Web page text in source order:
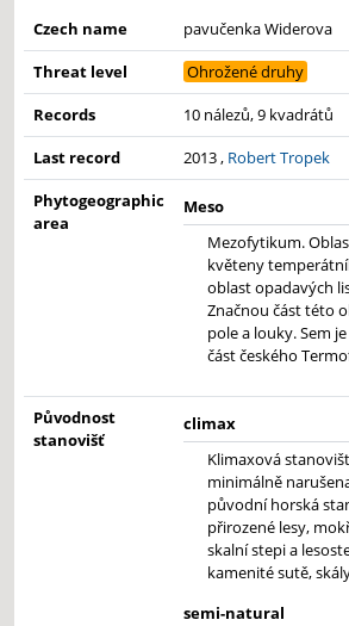
Czech name
pavučenka Widerova
Threat level
Ohrožené druhy
Records
10 nálezů, 9 kvadrátů
Last record
2013 , Robert Tropek
Phytogeographic
area
Meso
Mezofytikum.
květeny
oblast opadavých
Značnou část této
pole a louky. Sem
část českého
Původnost
stanovišť
climax
Klimaxová
minimálně
původní horská
přirozené lesy,
skalní stepi a
kamenité sutě,
semi-natural